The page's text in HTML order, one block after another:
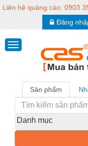
Liên hệ quảng cáo: 0903
Đăng
Sản phẩm